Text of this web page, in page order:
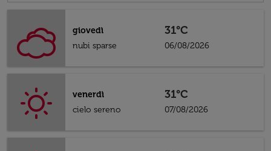
giovedì
nubi sparse
31°C
06/08/2026
venerdì
cielo sereno
31°C
07/08/2026